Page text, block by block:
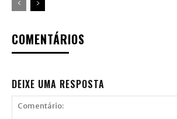
COMENTÁRIOS
DEIXE UMA RESPOSTA